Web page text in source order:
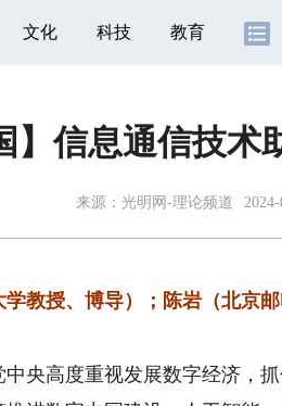
文化 科技 教育
】信息通信技
来源： 光明网-理论频道
授、博导）；陈岩（北京邮
高度重视发展数字经济，抓